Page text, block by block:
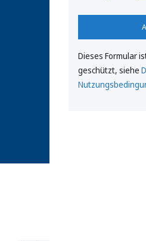
Dieses Formular
geschützt, siehe